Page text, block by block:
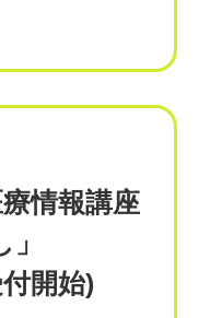
情報講座
開始)